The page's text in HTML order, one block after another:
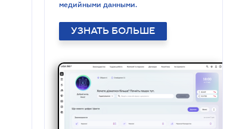
медийными данными.
УЗНАТЬ БОЛЬШЕ